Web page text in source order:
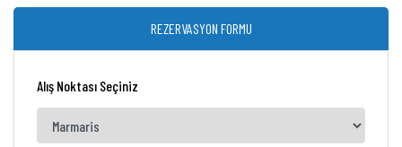
REZERVASYON FORMU
Alış Noktası Seçiniz